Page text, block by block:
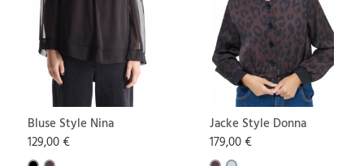
Bluse Style Nina
129,00 €
Jacke Style Donna
179,00 €